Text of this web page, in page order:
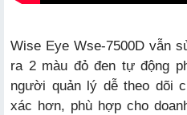
Wise Eye Wse-7500D vẫn
ra 2 màu đỏ đen tự động
người quản lý dễ theo dõi
xác hơn, phù hợp cho